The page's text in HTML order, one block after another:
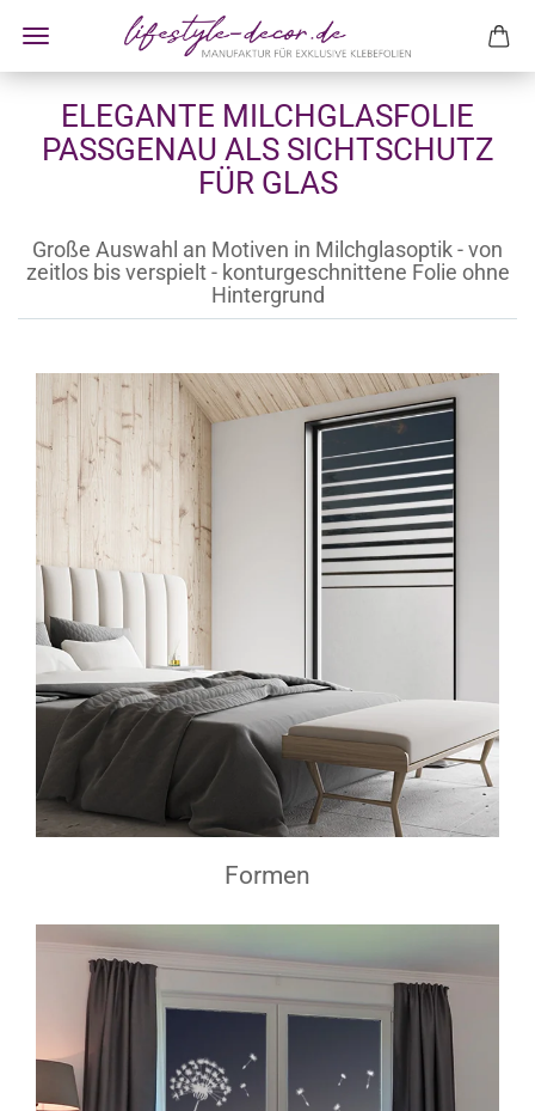
ELEGANTE MILCHGLASFOLIE
PASSGENAU ALS SICHTSCHUTZ
FÜR GLAS
Große Auswahl an Motiven in Milchglasoptik - von
zeitlos bis verspielt - konturgeschnittene Folie ohne
Hintergrund
Formen